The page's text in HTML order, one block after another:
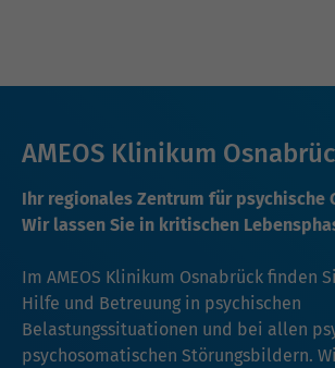
AMEOS Klinikum
Ihr regionales Zentrum für psychische
Wir lassen Sie in kritischen
Im AMEOS Klinikum Osnabrück finden
Hilfe und Betreuung in psychischen
Belastungssituationen und bei allen
psychosomatischen Störungsbildern.